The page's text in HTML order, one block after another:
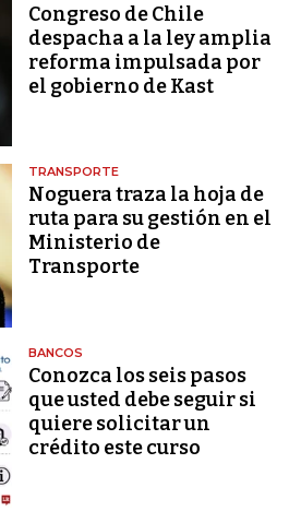
Congreso de Chile
despacha a la ley amplia
reforma impulsada por
el gobierno de Kast
TRANSPORTE
Noguera traza la hoja de
ruta para su gestión en el
Ministerio de
Transporte
BANCOS
Conozca los seis pasos
que usted debe seguir si
quiere solicitar un
crédito este curso